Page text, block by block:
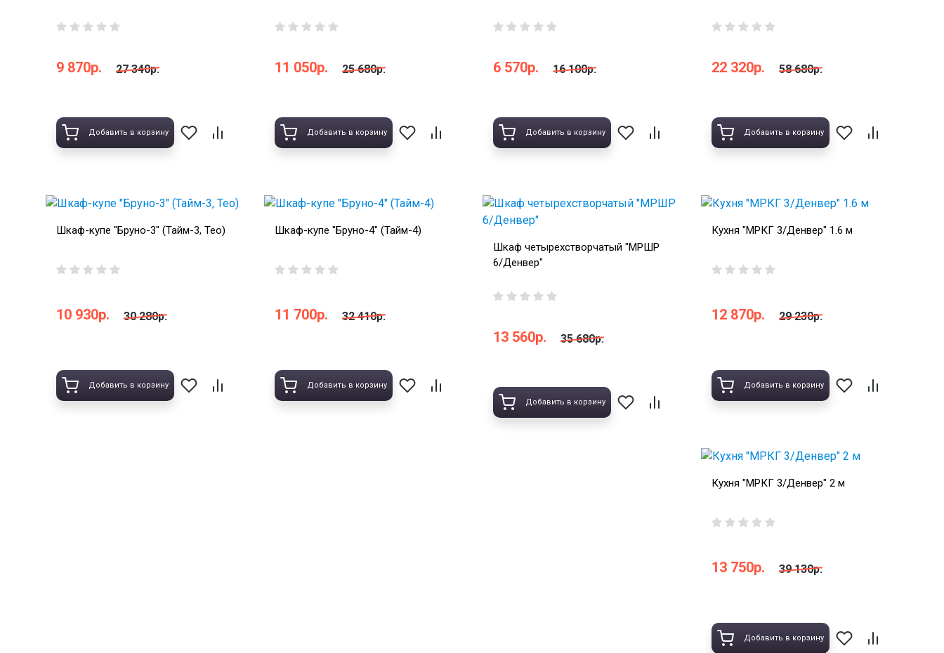
9 870р. 27 340р.
Добавить в корзину
11 050р. 25 680р.
Добавить в корзину
6 570р. 16 100р.
Добавить в корзину
22 320р. 58 680р.
Добавить в корзину
Шкаф-купе "Бруно-3" (Тайм-3, Тео)
10 930р. 30 280р.
Добавить в корзину
Шкаф-купе "Бруно-4" (Тайм-4)
11 700р. 32 410р.
Добавить в корзину
Шкаф четырехстворчатый "МРШР
6/Денвер"
13 560р. 35 680р.
Добавить в корзину
Кухня "МРКГ 3/Денвер" 1.6 м
12 870р. 29 230р.
Добавить в корзину
Кухня "МРКГ 3/Денвер" 2 м
13 750р. 39 130р.
Добавить в корзину